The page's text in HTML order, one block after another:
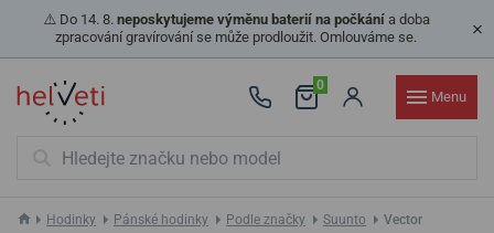
⚠️ Do 14. 8. neposkytujeme výměnu baterií na počkánía doba
zpracování gravírování se může prodloužit. Omlouváme se.
0
Menu
Hodinky Pánské hodinky Podle značky Suunto Vector